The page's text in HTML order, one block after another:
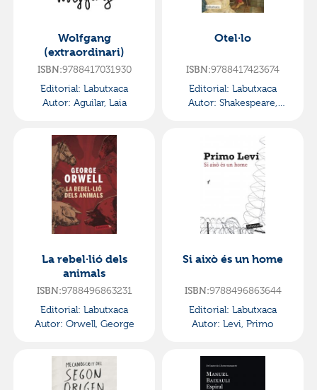
Wolfgang
(extraordinari)
ISBN:9788417031930
Editorial: Labutxaca
Autor: Aguilar, Laia
Otel·lo
ISBN:9788417423674
Editorial: Labutxaca
Autor: Shakespeare,
La rebel·lió dels
animals
ISBN:9788496863231
Editorial: Labutxaca
Autor: Orwell, George
Si això és un home
ISBN:9788496863644
Editorial: Labutxaca
Autor: Levi, Primo